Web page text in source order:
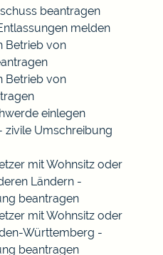
beantragen
melden
Betrieb von
Betrieb von
einlegen
zivile Umschreibung
mit Wohnsitz oder
Ländern -
beantragen
mit Wohnsitz oder
Württemberg -
beantragen